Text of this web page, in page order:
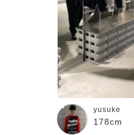
サポーター
健康／エクササイズ
ジュニア／キッズ
メディカル
コラボ／ライセンス
セール
yusuke
178cm